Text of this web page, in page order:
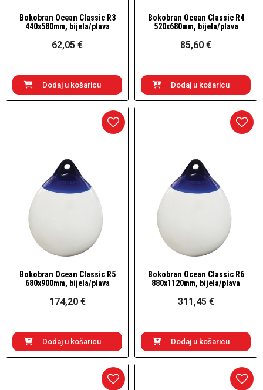
Brzi pogled
Bokobran Ocean Classic R3
440x580mm, bijela/plava
62,05 €
Dodaj u košaricu
Brzi pogled
Bokobran Ocean Classic R4
520x680mm, bijela/plava
85,60 €
Dodaj u košaricu
Brzi pogled
Bokobran Ocean Classic R5
680x900mm, bijela/plava
174,20 €
Dodaj u košaricu
Brzi pogled
Bokobran Ocean Classic R6
880x1120mm, bijela/plava
311,45 €
Dodaj u košaricu